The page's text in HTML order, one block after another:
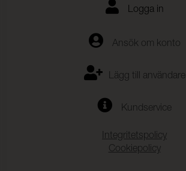
Logga in
Ansök om konto
Lägg till användare
Kundservice
Integritetspolicy
Cookiepolicy